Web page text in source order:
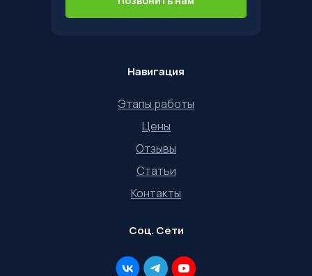
Отзывы
Контакты
Цены
Статьи
Навигация
Этапы работы
Соц. Сети